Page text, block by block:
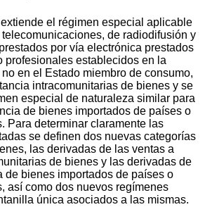
el régimen especial aplicable
de radiodifusión y
por vía electrónica prestados
profesionales establecidos en la
en el Estado miembro de consumo,
intracomunitarias de bienes y se
especial de naturaleza similar para
de bienes importados de países o
Para determinar claramente las
se definen dos nuevas categorías
las derivadas de las ventas a
de bienes y las derivadas de
de bienes importados de países o
así como dos nuevos regímenes
única asociados a las mismas.